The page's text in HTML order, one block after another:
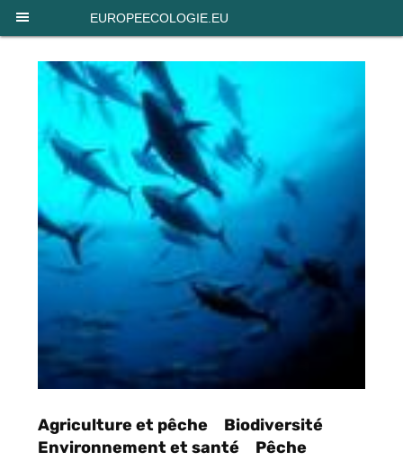
EUROPEECOLOGIE.EU
Agriculture et pêche
Biodiversité
Environnement et santé
Pêche